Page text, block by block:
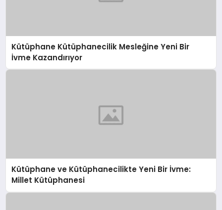
Kütüphane Kütüphanecilik Mesleğine Yeni Bir
İvme Kazandırıyor
Kütüphane ve Kütüphanecilikte Yeni Bir İvme:
Millet Kütüphanesi